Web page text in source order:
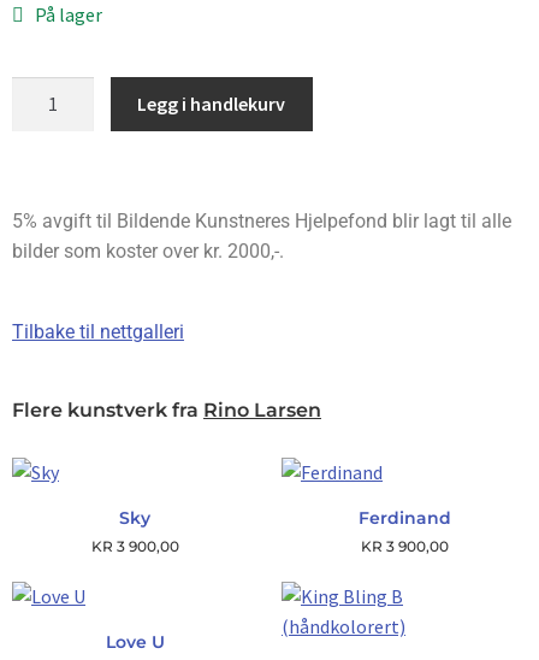
På lager
Legg i handlekurv
5% avgift til Bildende Kunstneres Hjelpefond blir lagt til alle
bilder som koster over kr. 2000,-.
Tilbake til nettgalleri
Flere kunstverk fra Rino Larsen
Sky
KR 3 900,00
Ferdinand
KR 3 900,00
Love U